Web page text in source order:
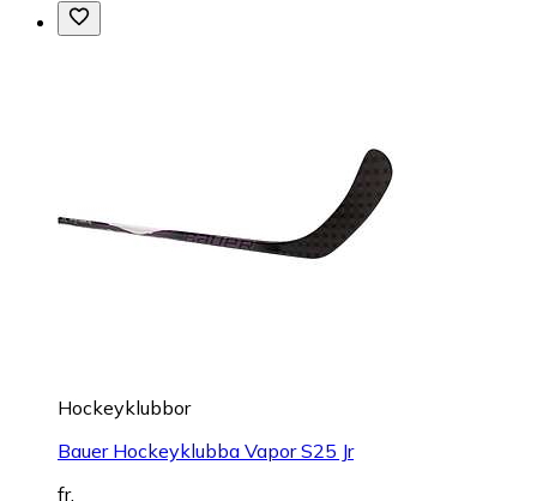
Hockeyklubbor
Bauer Hockeyklubba Vapor S25 Jr
fr.